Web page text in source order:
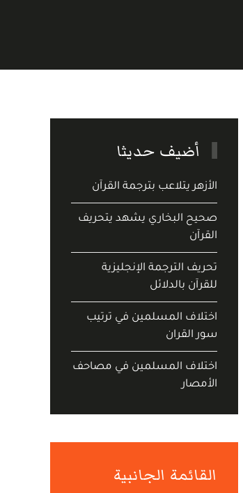
أضيف حديثا
الأزهر يتلاعب بترجمة القرآن
صحيح البخاري يشهد يتحريف
القرآن
تحريف الترجمة الإنجليزية
للقرآن بالدلائل
اختلاف المسلمين في ترتيب
سور القران
اختلاف المسلمين في مصاحف
الأمصار
القائمة الجانبية